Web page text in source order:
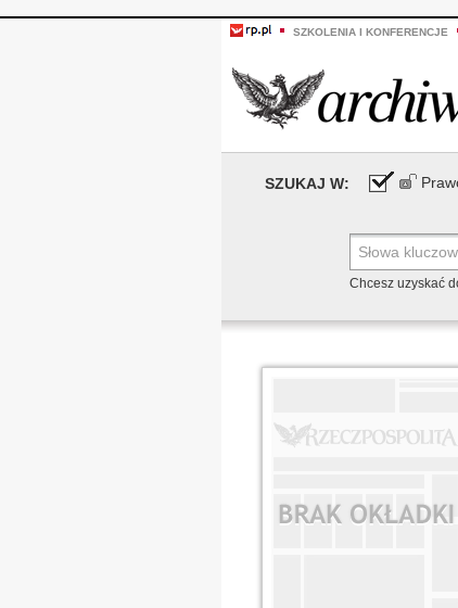
SZKOLENIA I KONFERENCJE
SZUKAJ W:
Chcesz uzyskać